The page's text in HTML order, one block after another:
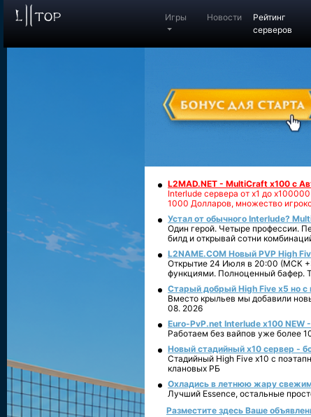
Игры Новости
Рейтинг
серверов
L2MAD.NET - MultiCraft x100 с
Interlude сервера от х1 до
1000 Долларов, множество
Устал от обычного Interlude?
Один герой. Четыре профессии.
билд и открывай сотни
L2NAME.COM Новый PVP High
Открытие 24 Июля в 20:00 (МСК
функциями. Полноценный бафер.
Старый добрый High Five x5 но с
Вместо крыльев мы добавили
08. 2026
Euro-PvP.net Interlude х100
Работаем без вайпов уже более
Новый стадийный х10 сервер -
Стадийный High Five x10 с
клановых РБ
Охладись в летнюю жару
Лучший Essence, остальные
Разместите здесь Ваше